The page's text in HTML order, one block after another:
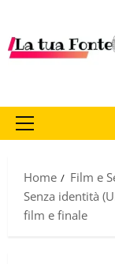
Home
Film e
Senza identità
film e finale